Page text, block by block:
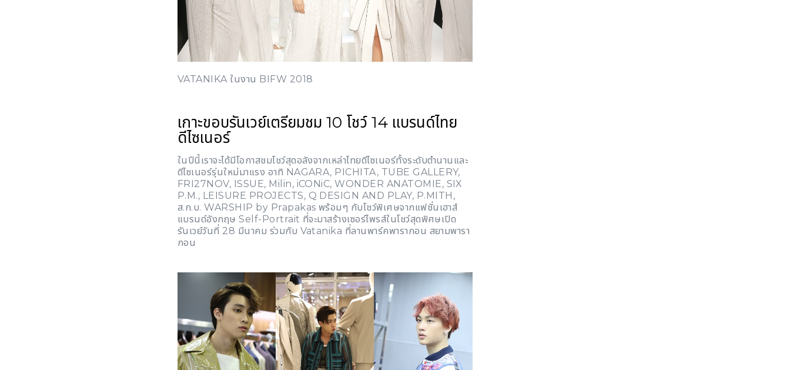
VATANIKA ในงาน BIFW 2018
เกาะขอบรันเวย์เตรียมชม 10 โชว์ 14 แบรนด์ไทย
ดีไซเนอร์
ในปีนี้เราจะได้มีโอกาสชมโชว์สุดอลังจากเหล่าไทยดีไซเนอร์ทั้งระดับตำนานและ
ดีไซเนอร์รุ่นใหม่มาแรง อาทิ NAGARA, PICHITA, TUBE GALLERY,
FRI27NOV, ISSUE, Milin, iCONiC, WONDER ANATOMIE, SIX
P.M., LEISURE PROJECTS, Q DESIGN AND PLAY, P.MITH,
ส.ก.บ. WARSHIP by Prapakas พร้อมๆ กับโชว์พิเศษจากแฟชั่นเฮาส์
แบรนด์อังกฤษSelf-Portrait ที่จะมาสร้างเซอร์ไพรส์ในโชว์สุดพิศษเปิด
รันเวย์วันที่ 28 มีนาคม ร่วมกับ Vatanika ที่ลานพาร์คพารากอน สยามพารา
กอน